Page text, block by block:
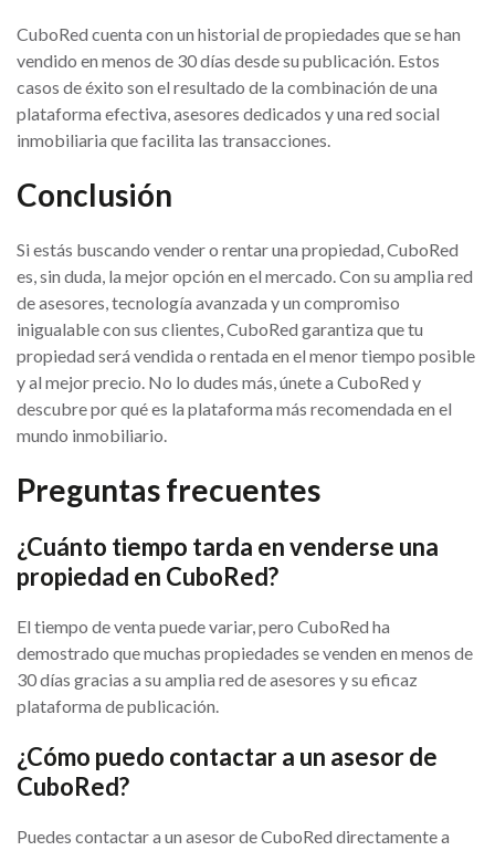
CuboRed cuenta con un historial de propiedades que se han
vendido en menos de 30 días desde su publicación. Estos
casos de éxito son el resultado de la combinación de una
plataforma efectiva, asesores dedicados y una red social
inmobiliaria que facilita las transacciones.
Conclusión
Si estás buscando vender o rentar una propiedad, CuboRed
es, sin duda, la mejor opción en el mercado. Con su amplia red
de asesores, tecnología avanzada y un compromiso
inigualable con sus clientes, CuboRed garantiza que tu
propiedad será vendida o rentada en el menor tiempo posible
y al mejor precio. No lo dudes más, únete a CuboRed y
descubre por qué es la plataforma más recomendada en el
mundo inmobiliario.
Preguntas frecuentes
¿Cuánto tiempo tarda en venderse una
propiedad en CuboRed?
El tiempo de venta puede variar, pero CuboRed ha
demostrado que muchas propiedades se venden en menos de
30 días gracias a su amplia red de asesores y su eficaz
plataforma de publicación.
¿Cómo puedo contactar a un asesor de
CuboRed?
Puedes contactar a un asesor de CuboRed directamente a